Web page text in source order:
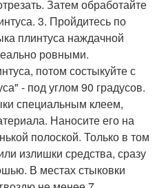
Затем обработайте
3. Пройдитесь по
плинтуса наждачной
ровными.
потом состыкуйте с
- под углом 90 градусов.
специальным клеем,
Наносите его на
полоской. Только в том
излишки средства, сразу
В местах стыковки